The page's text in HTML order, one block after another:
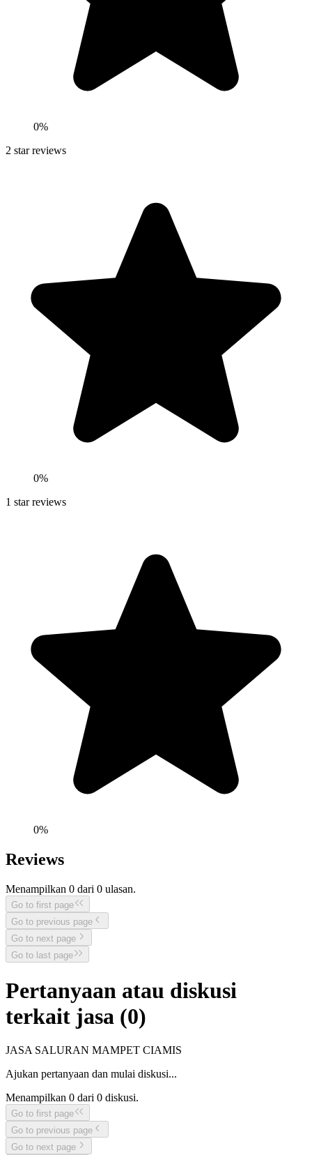
0%
2 star reviews
0%
1 star reviews
0%
Reviews
Menampilkan 0 dari 0 ulasan.
Go to first page
Go to previous page
Go to next page
Go to last page
Pertanyaan atau diskusi
terkait jasa (0)
JASA SALURAN MAMPET CIAMIS
Ajukan pertanyaan dan mulai diskusi...
Menampilkan 0 dari 0 diskusi.
Go to first page
Go to previous page
Go to next page